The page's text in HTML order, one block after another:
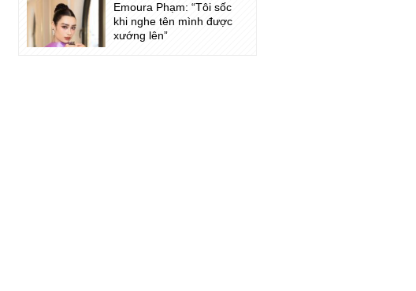
Emoura Phạm: “Tôi sốc
khi nghe tên mình được
xướng lên”